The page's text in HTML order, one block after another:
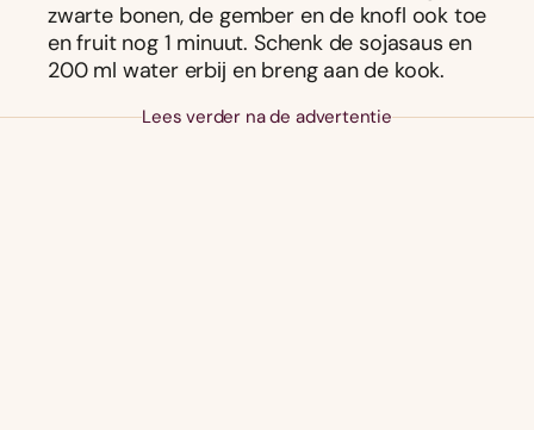
zwarte bonen, de gember en de knofl ook toe
en fruit nog 1 minuut. Schenk de sojasaus en
200 ml water erbĳ en breng aan de kook.
Lees verder na de advertentie